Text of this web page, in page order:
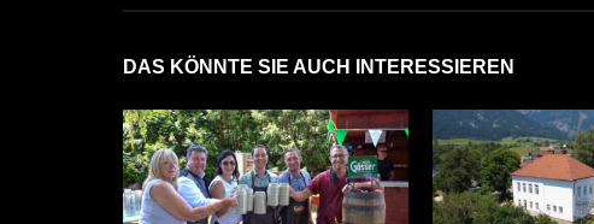
DAS KÖNNTE SIE AUCH INTERESSIEREN